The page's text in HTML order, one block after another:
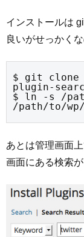
インストールは
良いがせっかく
$ git clone
plugin-
$ ln -s /
/path/to/
あとは管理画面
画面にある検索